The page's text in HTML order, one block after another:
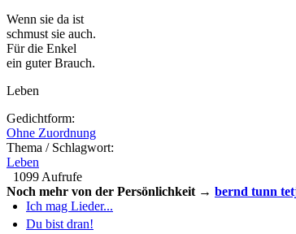
Wenn sie da ist
schmust sie auch.
Für die Enkel
ein guter Brauch.
Leben
Gedichtform:
Ohne Zuordnung
Thema / Schlagwort:
Leben
1099 Aufrufe
Noch mehr von der Persönlichkeit → bernd tunn
Ich mag Lieder...
Du bist dran!